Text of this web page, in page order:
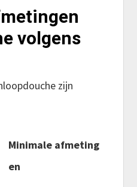
volgens
zijn
Minimale afmeting
en